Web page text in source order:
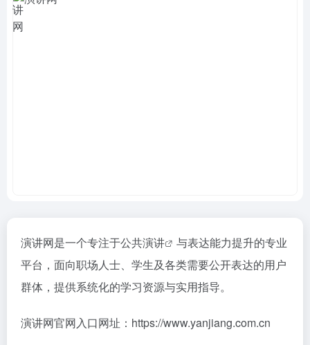
演讲网是一个专注于公共演讲
与表达能力提升的专业
平台，面向职场人士、学生及各类需要公开表达的用户
群体，提供系统化的学习资源与实用指导。
演讲网官网入口网址：https://www.yanjiang.com.cn